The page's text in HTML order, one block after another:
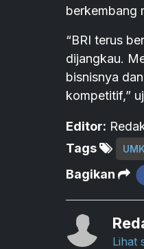
berkembang
“BRI terus
dijangkau.
bisnisnya
kompetitif,”
Editor:
Tags
Bagikan
Lihat